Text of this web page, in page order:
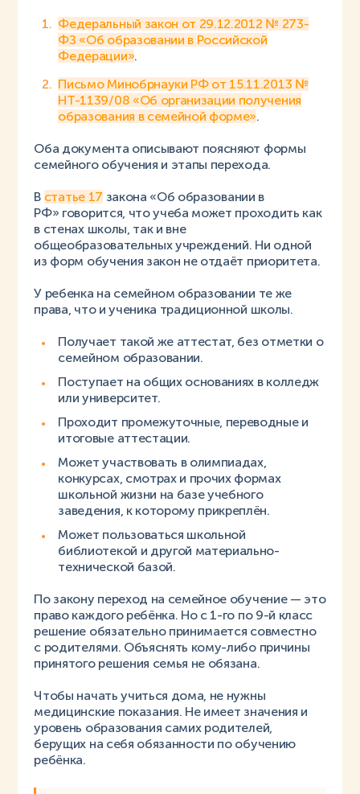
Федеральный закон от 29.12.2012 № 273-
ФЗ «Об образовании в Российской
Федерации».
Письмо Минобрнауки РФ от 15.11.2013 №
НТ-1139/08 «Об организации получения
образования в семейной форме».
Оба документа описывают поясняют формы
семейного обучения и этапы перехода.
В статье 17 закона «Об образовании в
РФ» говорится, что учеба может проходить как
в стенах школы, так и вне
общеобразовательных учреждений. Ни одной
из форм обучения закон не отдаёт приоритета.
У ребенка на семейном образовании те же
права, что и ученика традиционной школы.
Получает такой же аттестат, без отметки о
семейном образовании.
Поступает на общих основаниях в колледж
или университет.
Проходит промежуточные, переводные и
итоговые аттестации.
Может участвовать в олимпиадах,
конкурсах, смотрах и прочих формах
школьной жизни на базе учебного
заведения, к которому прикреплён.
Может пользоваться школьной
библиотекой и другой материально-
технической базой.
По закону переход на семейное обучение — это
право каждого ребёнка. Но с 1-го по 9-й класс
решение обязательно принимается совместно
с родителями. Объяснять кому-либо причины
принятого решения семья не обязана.
Чтобы начать учиться дома, не нужны
медицинские показания. Не имеет значения и
уровень образования самих родителей,
берущих на себя обязанности по обучению
ребёнка.